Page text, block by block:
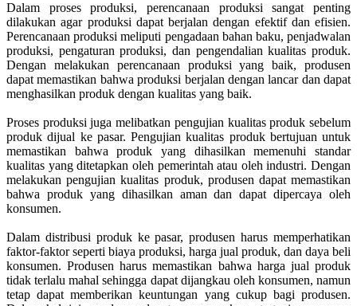
Dalam proses produksi, perencanaan produksi sangat penting
dilakukan agar produksi dapat berjalan dengan efektif dan efisien.
Perencanaan produksi meliputi pengadaan bahan baku, penjadwalan
produksi, pengaturan produksi, dan pengendalian kualitas produk.
Dengan melakukan perencanaan produksi yang baik, produsen
dapat memastikan bahwa produksi berjalan dengan lancar dan dapat
menghasilkan produk dengan kualitas yang baik.
Proses produksi juga melibatkan pengujian kualitas produk sebelum
produk dijual ke pasar. Pengujian kualitas produk bertujuan untuk
memastikan bahwa produk yang dihasilkan memenuhi standar
kualitas yang ditetapkan oleh pemerintah atau oleh industri. Dengan
melakukan pengujian kualitas produk, produsen dapat memastikan
bahwa produk yang dihasilkan aman dan dapat dipercaya oleh
konsumen.
Dalam distribusi produk ke pasar, produsen harus memperhatikan
faktor-faktor seperti biaya produksi, harga jual produk, dan daya beli
konsumen. Produsen harus memastikan bahwa harga jual produk
tidak terlalu mahal sehingga dapat dijangkau oleh konsumen, namun
tetap dapat memberikan keuntungan yang cukup bagi produsen.